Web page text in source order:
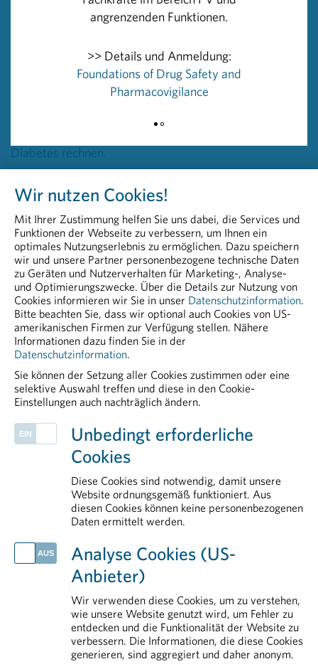
Bewegungsmangel in der Entstehung gefördert wird. Da
Diabetiker ein bis zu 7-fach höheres Herzinfarktrisiko
der klinischen Forschung auf Projekten, die Herz-
Kreislauf-Risiken senken. Geforscht wird auch an
moderneren Insulinen, die möglichst lange und
Diabetes rechnen.
„Alle 50 Minuten stirbt ein Mensch in Österreich an den
Jahr. Die Faktoren, die Diabetes begünstigen und die
Gründe für COPD sind hinlänglich bekannt. Die
pharmazeutische Industrie arbeitet intensiv an
innovativen Behandlungsoptionen. Die Politik muss dafür
sorgen, dass diese Innovationen den Patienten auch zur
Verfügung stehen“, fordert Huber.
Arbeitsbereiche
Klinische Forschung
Pharmakovigilanz
European & International Affairs
Politik
Impfen schützt in jedem Lebensabschnitt
PHARMIG Facts & Figures 2026
IM DETAIL
angrenzenden Funktionen.
>> Details und Anmeldung:
Foundations of Drug Safety and
Pharmacovigilance
Wir nutzen Cookies!
Mit Ihrer Zustimmung helfen Sie uns dabei, die Services und
Funktionen der Webseite zu verbessern, um Ihnen ein
optimales Nutzungserlebnis zu ermöglichen. Dazu speichern
wir und unsere Partner personenbezogene technische Daten
zu Geräten und Nutzerverhalten für Marketing-, Analyse-
und Optimierungszwecke. Über die Details zur Nutzung von
Cookies informieren wir Sie in unser Datenschutzinformation.
Bitte beachten Sie, dass wir optional auch Cookies von US-
amerikanischen Firmen zur Verfügung stellen. Nähere
Informationen dazu finden Sie in der
Datenschutzinformation.
Sie können der Setzung aller Cookies zustimmen oder eine
selektive Auswahl treffen und diese in den Cookie-
Einstellungen auch nachträglich ändern.
Unbedingt erforderliche
Cookies
Diese Cookies sind notwendig, damit unsere
Website ordnungsgemäß funktioniert. Aus
diesen Cookies können keine personenbezogenen
Daten ermittelt werden.
Analyse Cookies (US-
Anbieter)
Wir verwenden diese Cookies, um zu verstehen,
wie unsere Website genutzt wird, um Fehler zu
entdecken und die Funktionalität der Website zu
verbessern. Die Informationen, die diese Cookies
generieren, sind aggregiert und daher anonym.